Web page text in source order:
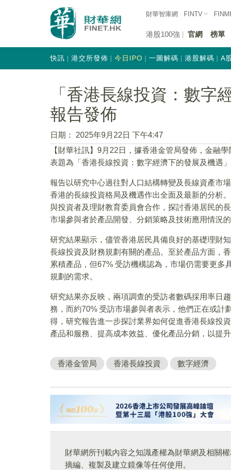
財華智庫網 FINTV
港股100強 官網 榜單
快訊 港交所發佈 今日IPO 一圖解碼 港股解碼 A
「香港長線投資：數字
報告發佈
日期：
2025年9月22日 下午4:47
【財華社訊】9月22日，據香港金管局發佈，金融
表題為「香港長線投資：數字經濟下的發展及機遇
報告以研究中心過往對人口結構轉變及長線資產市
香港的長線投資格局及機遇作出全面及最新的分析
與投資者及理財教育委員會合作，探討香港居民的
市場參與者於產品開發、分銷策略及技術應用情況的
研究結果顯示，儘管香港居民具備良好的基礎理財
長線投資及財務規劃有關的產品。至於產品方面，
累積產品，但67% 受訪機構認為，市場仍需要更
規劃的需求。
研究結果亦反映，兩項調查的受訪者數碼採用率日
務，而約70% 受訪市場參與者表示，他們正在或計
得，研究報告進一步探討業界如何促進香港長線投
產品和服務、提高成本效益、優化產品分銷，以提
香港金管局 香港長線投資 數字經濟
財華網所刊載內容之知識產權為財華網及相關
摘編、複製及建立鏡像等任何使用。